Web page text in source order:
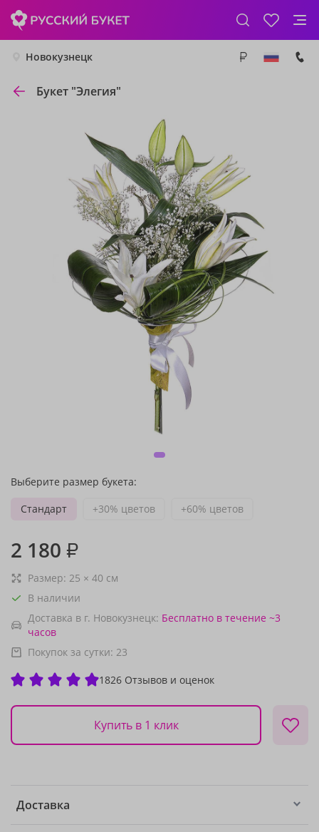
Новокузнецк
Букет "Элегия"
Выберите размер букета:
Стандарт
+30% цветов +60% цветов
2 180 ₽
Размер: 25 × 40 см
В наличии
Доставка в г. Новокузнецк: Бесплатно в течение ~3
часов
Покупок за сутки: 23
1826 Отзывов и оценок
Купить в 1 клик
Доставка